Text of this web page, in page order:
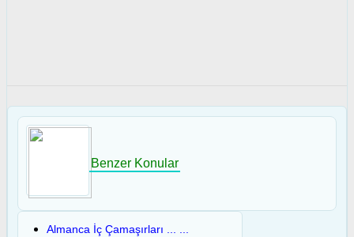
Benzer Konular
Almanca İç Çamaşırları ... ...